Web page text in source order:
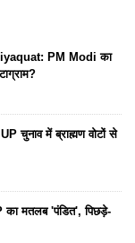
PM Modi का
इंस्टाग्राम?
में ब्राह्मण वोटों से
मतलब 'पंडित', पिछड़े-